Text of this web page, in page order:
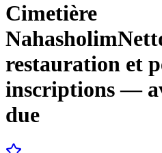
Cimetière
Nahasholim
restauration et
inscriptions —
due